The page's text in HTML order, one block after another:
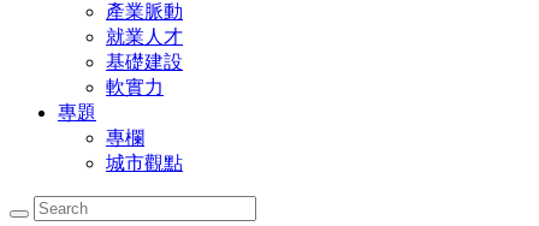
產業脈動
就業人才
基礎建設
軟實力
專題
專欄
城市觀點